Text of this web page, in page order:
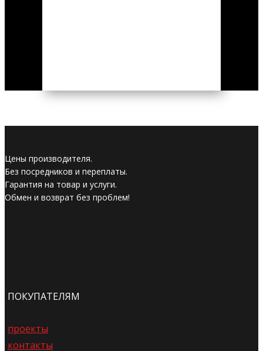
Цены производителя.
Без посредников и переплаты.
Гарантия на товар и услуги.
Обмен и возврат без проблем!
ПОКУПАТЕЛЯМ
проекты
контакты